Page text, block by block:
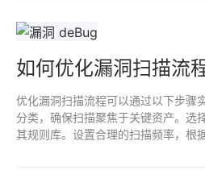
如何优化漏洞扫描流
优化漏洞扫描流程可以通过以下步骤
分类，确保扫描聚焦于关键资产。选
其规则库。设置合理的扫描频率，根